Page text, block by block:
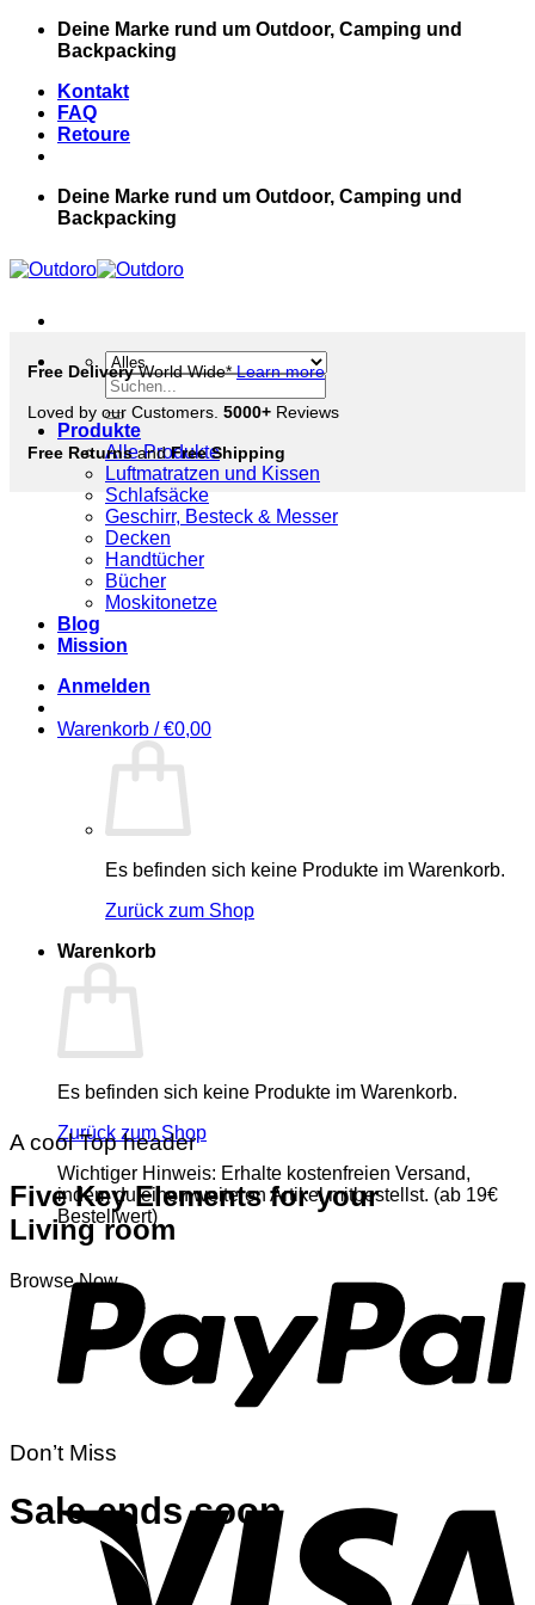
Zum
Deine Marke rund um Outdoor, Camping und
Backpacking
Kontakt
FAQ
Retoure
Deine Marke rund um Outdoor, Camping und
Backpacking
Suche
nach:
Produkte
Alle Produkte
Luftmatratzen und Kissen
Schlafsäcke
Geschirr, Besteck & Messer
Decken
Handtücher
Bücher
Moskitonetze
Blog
Mission
Anmelden
Warenkorb /€0,00
Es befinden sich keine Produkte im Warenkorb.
Zurück zum Shop
Warenkorb
Es befinden sich keine Produkte im Warenkorb.
Zurück zum Shop
Wichtiger Hinweis: Erhalte kostenfreien Versand,
indem du einen weiteren Artikel mitbestellst. (ab 19€
Bestellwert)
Free DeliveryWorld Wide*Learn more
Loved by our Customers. 5000+ Reviews
Free ReturnsandFree Shipping
A cool Top header
Five Key Elements for your
Living room
Browse Now
Don’t Miss
Sale ends soon